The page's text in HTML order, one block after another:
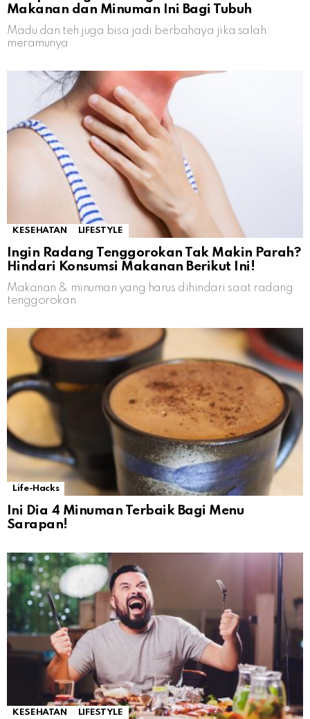
Makanan dan Minuman Ini Bagi Tubuh
Madu dan teh juga bisa jadi berbahaya jika salah
meramunya
KESEHATAN LIFESTYLE
Ingin Radang Tenggorokan Tak Makin Parah?
Hindari Konsumsi Makanan Berikut Ini!
Makanan & minuman yang harus dihindari saat radang
tenggorokan
Life-Hacks
Ini Dia 4 Minuman Terbaik Bagi Menu
Sarapan!
KESEHATAN LIFESTYLE